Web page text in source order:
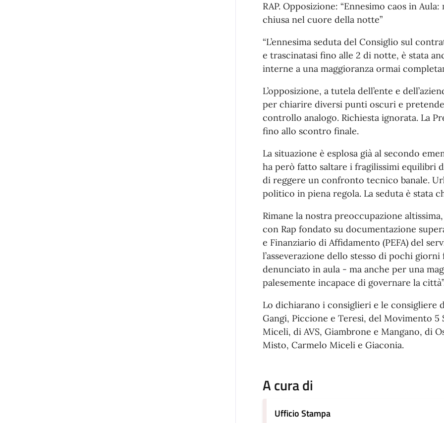
RAP. Opposizione: “Ennesimo caos in
chiusa nel cuore della notte”
“L’ennesima seduta del Consiglio sul
e trascinatasi fino alle 2 di notte, è stata
interne a una maggioranza ormai
L’opposizione, a tutela dell’ente e
per chiarire diversi punti oscuri e
controllo analogo. Richiesta ignorata. La
fino allo scontro finale.
La situazione è esplosa già al secondo
ha però fatto saltare i fragilissimi equilibri
di reggere un confronto tecnico banale.
politico in piena regola. La seduta è stata
Rimane la nostra preoccupazione
con Rap fondato su documentazione
e Finanziario di Affidamento (PEFA) del
l’asseverazione dello stesso di pochi
denunciato in aula - ma anche per una
palesemente incapace di governare la
Lo dichiarano i consiglieri e le consigliere
Gangi, Piccione e Teresi, del Movimento 5
Miceli, di AVS, Giambrone e Mangano, di
Misto, Carmelo Miceli e Giaconia.
A cura di
Ufficio Stampa